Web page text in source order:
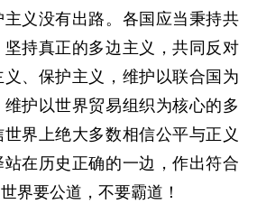
义没有出路。各国应当秉持共
持真正的多边主义，共同反对
、保护主义，维护以联合国为
护以世界贸易组织为核心的多
界上绝大多数相信公平与正义
在历史正确的一边，作出符合
界要公道，不要霸道！